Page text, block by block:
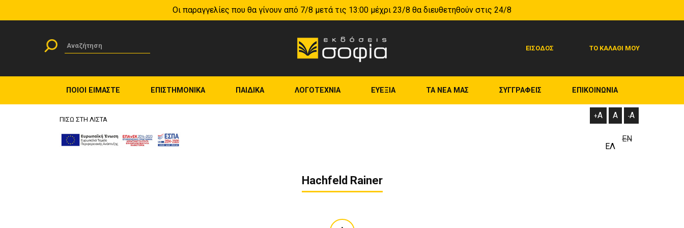
Οι παραγγελίες που θα γίνουν από 7/8 μετά τις 13:00 μέχρι 23/8 θα διευθετηθούν στις 24/8
Φόρμα αναζήτησης
Αναζήτηση ΕΙΣΟΔΟΣ ΤΟ ΚΑΛΑΘΙ ΜΟΥ
ΠΟΙΟΙ ΕΙΜΑΣΤΕ ΕΠΙΣΤΗΜΟΝΙΚΑ ΠΑΙΔΙΚΑ ΛΟΓΟΤΕΧΝΙΑ ΕΥΕΞΙΑ ΤΑ NEA ΜΑΣ ΣΥΓΓΡΑΦΕΙΣ ΕΠΙΚΟΙΝΩΝΙΑ
ΕΛ
ΕΝ
-A
A
+A
ΠΙΣΩ ΣΤΗ ΛΙΣΤΑ
Hachfeld Rainer